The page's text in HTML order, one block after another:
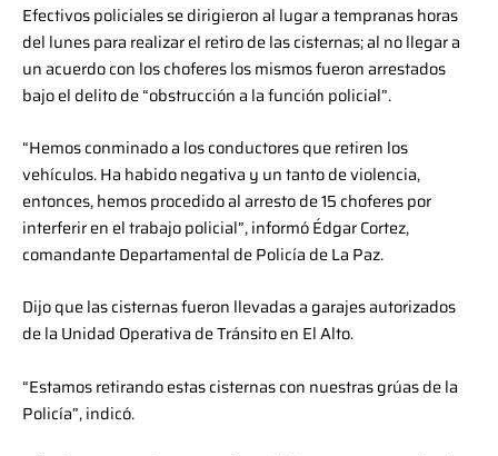
Efectivos policiales se dirigieron al lugar a tempranas horas
del lunes para realizar el retiro de las cisternas; al no llegar a
un acuerdo con los choferes los mismos fueron arrestados
bajo el delito de “obstrucción a la función policial”.
“Hemos conminado a los conductores que retiren los
vehículos. Ha habido negativa y un tanto de violencia,
entonces, hemos procedido al arresto de 15 choferes por
interferir en el trabajo policial”, informó Édgar Cortez,
comandante Departamental de Policía de La Paz.
Dijo que las cisternas fueron llevadas a garajes autorizados
de la Unidad Operativa de Tránsito en El Alto.
“Estamos retirando estas cisternas con nuestras grúas de la
Policía”, indicó.